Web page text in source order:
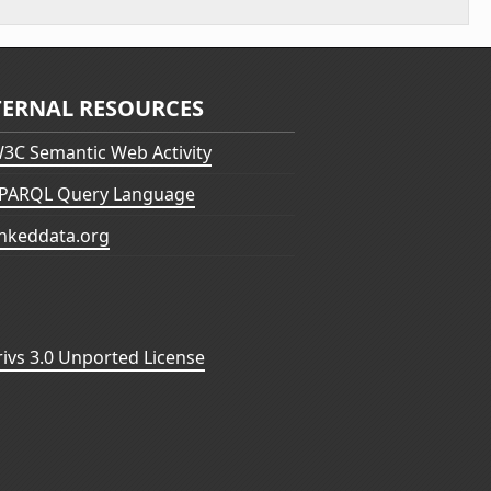
RESOURCES
Semantic Web Activity
Query Language
3.0 Unported License